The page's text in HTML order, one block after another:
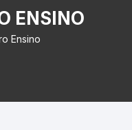
ENSINO
Ensino